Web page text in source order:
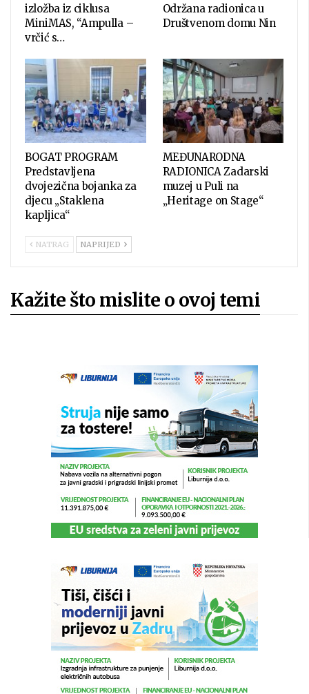
izložba iz ciklusa
MiniMAS, “Ampulla –
vrčić s…
Održana radionica u
Društvenom domu Nin
BOGAT PROGRAM
Predstavljena
dvojezična bojanka za
djecu „Staklena
kapljica“
MEĐUNARODNA
RADIONICA Zadarski
muzej u Puli na
„Heritage on Stage“
NATRAG NAPRIJED
Kažite što mislite o ovoj temi